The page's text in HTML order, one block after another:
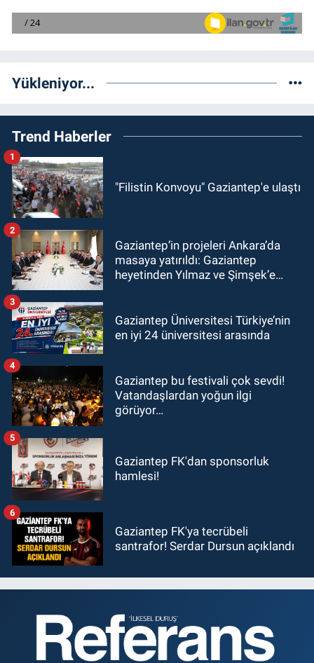
Yükleniyor...
Trend Haberler
"Filistin Konvoyu" Gaziantep'e ulaştı
1
Gaziantep’in projeleri Ankara’da
masaya yatırıldı: Gaziantep
heyetinden Yılmaz ve Şimşek’e
2
Gaziantep Üniversitesi Türkiye’nin
en iyi 24 üniversitesi arasında
3
Gaziantep bu festivali çok sevdi!
Vatandaşlardan yoğun ilgi
görüyor…
4
Gaziantep FK'dan sponsorluk
hamlesi!
5
Gaziantep FK'ya tecrübeli
santrafor! Serdar Dursun açıklandı
6